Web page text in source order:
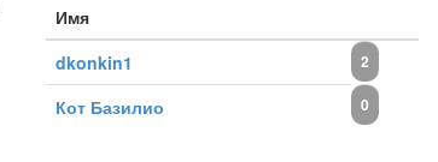
Имя
dkonkin1
2
Кот Базилио 0